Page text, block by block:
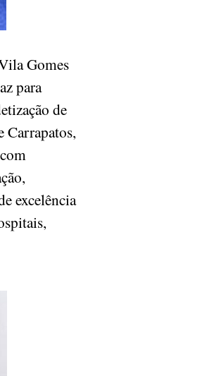
Gomes
para
de
Carrapatos,
excelência